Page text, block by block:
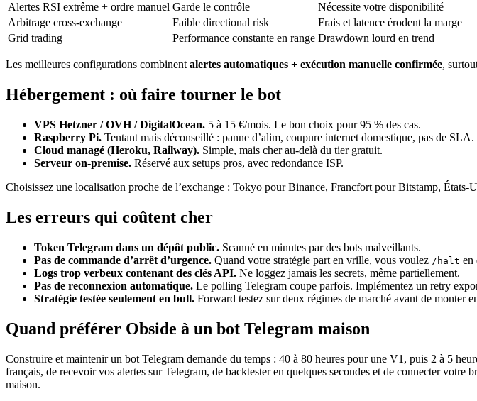
Alertes RSI extrême + ordre manuel Garde le contrôle
Nécessite votre disponibilité
Arbitrage cross-exchange
Faible directional risk
Frais et latence érodent la marge
Grid trading
Performance constante en range Drawdown lourd en trend
Les meilleures configurations combinent alertes automatiques + exécution manuelle confirmée,
Hébergement : où faire tourner le bot
VPS Hetzner / OVH / DigitalOcean. 5 à 15 €/mois. Le bon choix pour 95 % des cas.
Raspberry Pi. Tentant mais déconseillé : panne d’alim, coupure internet domestique, pas de SLA.
Cloud managé (Heroku, Railway). Simple, mais cher au-delà du tier gratuit.
Serveur on-premise. Réservé aux setups pros, avec redondance ISP.
Choisissez une localisation proche de l’exchange : Tokyo pour Binance, Francfort pour Bitstamp,
Les erreurs qui coûtent cher
Token Telegram dans un dépôt public. Scanné en minutes par des bots malveillants.
Pas de commande d’arrêt d’urgence. Quand votre stratégie part en vrille, vous voulez /halt en
Logs trop verbeux contenant des clés API. Ne loggez jamais les secrets, même partiellement.
Pas de reconnexion automatique. Le polling Telegram coupe parfois. Implémentez un retry
Stratégie testée seulement en bull. Forward testez sur deux régimes de marché avant de monter
Quand préférer Obside à un bot Telegram maison
Construire et maintenir un bot Telegram demande du temps : 40 à 80 heures pour une V1, puis 2 à 5
français, de recevoir vos alertes sur Telegram, de backtester en quelques secondes et de connecter
maison.